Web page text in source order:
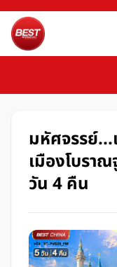
มหัศจรรย์
เมืองโบราณ
วัน 4 คืน